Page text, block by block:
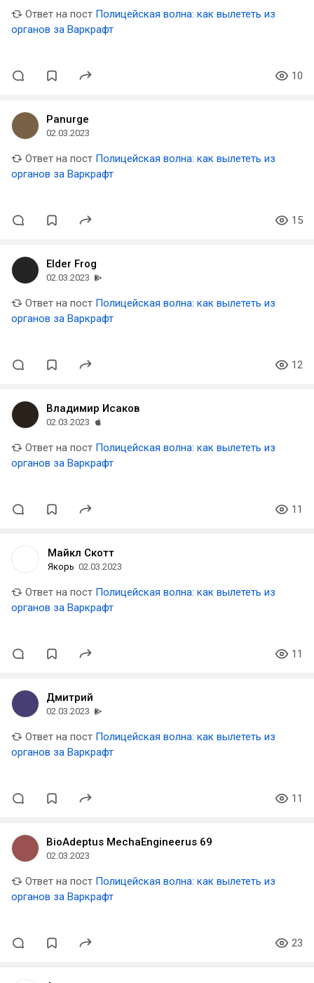
Ответ на пост Полицейская волна: как вылететь из
органов за Варкрафт
10
Panurge
02.03.2023
Ответ на пост Полицейская волна: как вылететь из
органов за Варкрафт
15
Elder Frog
02.03.2023
Ответ на пост Полицейская волна: как вылететь из
органов за Варкрафт
12
Владимир Исаков
02.03.2023
Ответ на пост Полицейская волна: как вылететь из
органов за Варкрафт
11
Майкл Скотт
Якорь 02.03.2023
Ответ на пост Полицейская волна: как вылететь из
органов за Варкрафт
11
Дмитрий
02.03.2023
Ответ на пост Полицейская волна: как вылететь из
органов за Варкрафт
11
BioAdeptus MechaEngineerus 69
02.03.2023
Ответ на пост Полицейская волна: как вылететь из
органов за Варкрафт
23